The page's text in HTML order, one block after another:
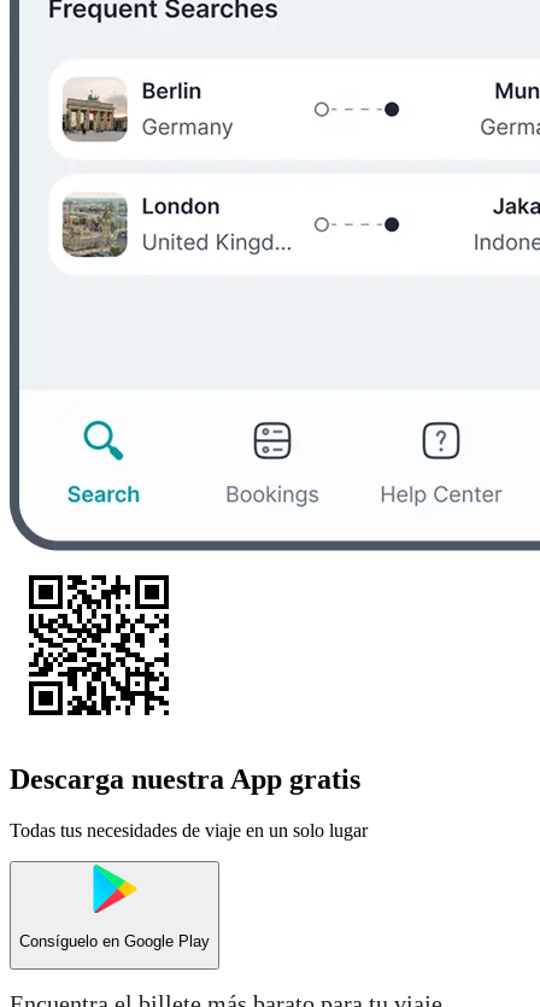
Descarga nuestra App gratis
Todas tus necesidades de viaje en un solo lugar
Consíguelo en Google Play